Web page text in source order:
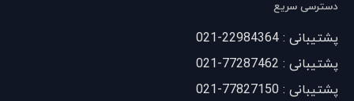
دسترسی سریع
پشتیبانی : 22984364-021
پشتیبانی : 77287462-021
پشتیبانی : 77827150-021